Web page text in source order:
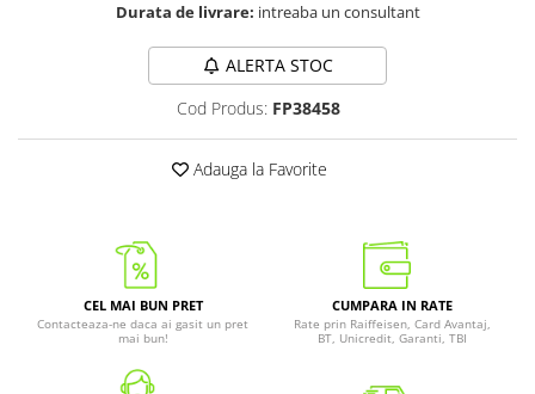
Durata de livrare: intreaba un consultant
ALERTA STOC
Cod Produs: FP38458
Adauga la Favorite
CEL MAI BUN PRET
Contacteaza-ne daca ai gasit un pret
mai bun!
CUMPARA IN RATE
Rate prin Raiffeisen, Card Avantaj,
BT, Unicredit, Garanti, TBI